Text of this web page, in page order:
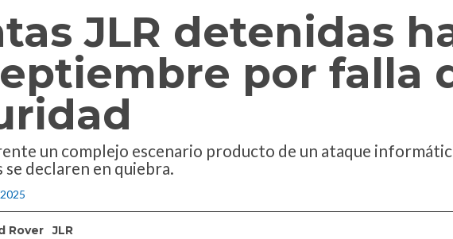
JLR detenidas
por falla
un complejo escenario producto de un ataque
declaren en quiebra.
Rover JLR